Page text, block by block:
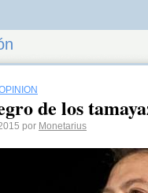
de los
por Monetarius